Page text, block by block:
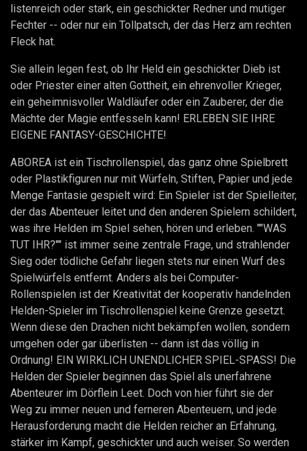
listenreich oder stark, ein geschickter Redner und mutiger
Fechter -- oder nur ein Tollpatsch, der das Herz am rechten
Fleck hat.
Sie allein legen fest, ob Ihr Held ein geschickter Dieb ist
oder Priester einer alten Gottheit, ein ehrenvoller Krieger,
ein geheimnisvoller Waldläufer oder ein Zauberer, der die
Mächte der Magie entfesseln kann! ERLEBEN SIE IHRE
EIGENE FANTASY-GESCHICHTE!
ABOREA ist ein Tischrollenspiel, das ganz ohne Spielbrett
oder Plastikfiguren nur mit Würfeln, Stiften, Papier und jede
Menge Fantasie gespielt wird: Ein Spieler ist der Spielleiter,
der das Abenteuer leitet und den anderen Spielern schildert,
was ihre Helden im Spiel sehen, hören und erleben. ""WAS
TUT IHR?"" ist immer seine zentrale Frage, und strahlender
Sieg oder tödliche Gefahr liegen stets nur einen Wurf des
Spielwürfels entfernt. Anders als bei Computer-
Rollenspielen ist der Kreativität der kooperativ handelnden
Helden-Spieler im Tischrollenspiel keine Grenze gesetzt.
Wenn diese den Drachen nicht bekämpfen wollen, sondern
umgehen oder gar überlisten -- dann ist das völlig in
Ordnung! EIN WIRKLICH UNENDLICHER SPIEL-SPASS! Die
Helden der Spieler beginnen das Spiel als unerfahrene
Abenteurer im Dörflein Leet. Doch von hier führt sie der
Weg zu immer neuen und ferneren Abenteuern, und jede
Herausforderung macht die Helden reicher an Erfahrung,
stärker im Kampf, geschickter und auch weiser. So werden